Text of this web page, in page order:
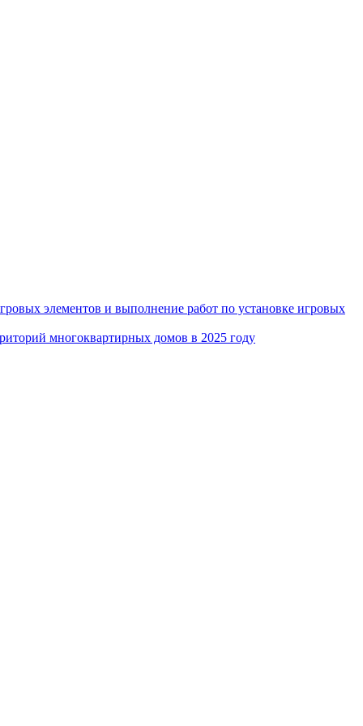
элементов и выполнение работ по установке игровых
многоквартирных домов в 2025 году